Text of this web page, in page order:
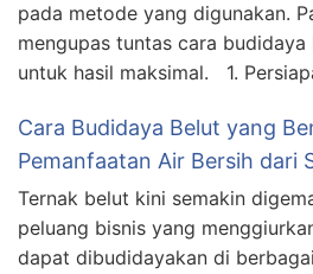
pada metode yang digunakan.
mengupas tuntas cara
untuk hasil maksimal. 1.
Cara Budidaya Belut yang
Pemanfaatan Air Bersih dari
Ternak belut kini semakin
peluang bisnis yang
dapat dibudidayakan di